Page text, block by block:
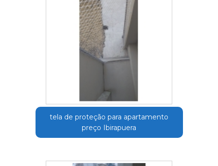
tela de proteção para apartamento
preço Ibirapuera